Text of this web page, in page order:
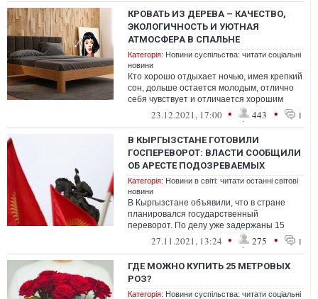
КРОВАТЬ ИЗ ДЕРЕВА – КАЧЕСТВО,
ЭКОЛОГИЧНОСТЬ И УЮТНАЯ
АТМОСФЕРА В СПАЛЬНЕ
Категорія: Новини суспільства: читати соціальні
новини
Кто хорошо отдыхает ночью, имея крепкий
сон, дольше остается молодым, отлично
себя чувствует и отличается хорошим
состоянием здоровья. Отдых на неудоб...
23.12.2021, 17:00 • 443 • 1
В КЫРГЫЗСТАНЕ ГОТОВИЛИ
ГОСПЕРЕВОРОТ: ВЛАСТИ СООБЩИЛИ
ОБ АРЕСТЕ ПОДОЗРЕВАЕМЫХ
Категорія: Новини в світі: читати останні світові
новини
В Кыргызстане объявили, что в стране
планировался государственный
переворот. По делу уже задержаны 15
подозреваемых
27.11.2021, 13:24 • 275 • 1
ГДЕ МОЖНО КУПИТЬ 25 МЕТРОВЫХ
РОЗ?
Категорія: Новини суспільства: читати соціальні